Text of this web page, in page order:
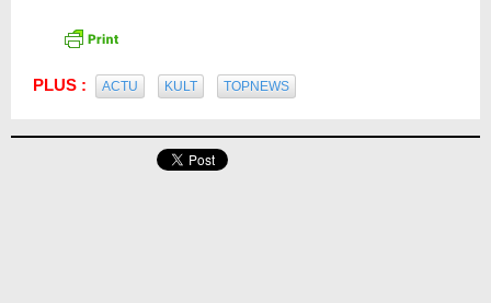
PLUS : ACTU KULT TOPNEWS